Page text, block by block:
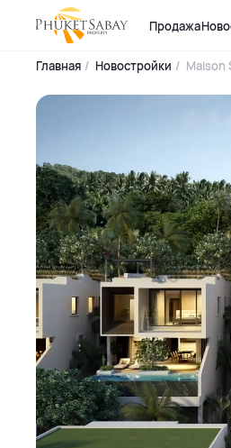
Продажа
Главная Новостройки Maison